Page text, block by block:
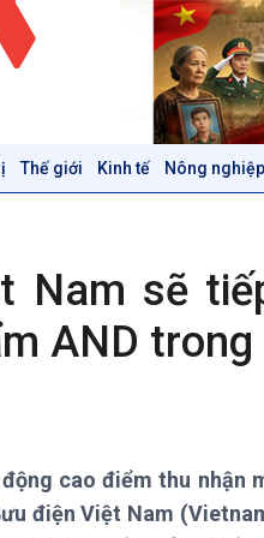
Thế giới Kinh tế Nông
Thời sự 18h
Thời sự 21h30
Bản tin
Khoa học & Công nghệ
Tin Khoa học & Công nghệ
Nam sẽ
AND
cao điểm thu
điện Việt Nam